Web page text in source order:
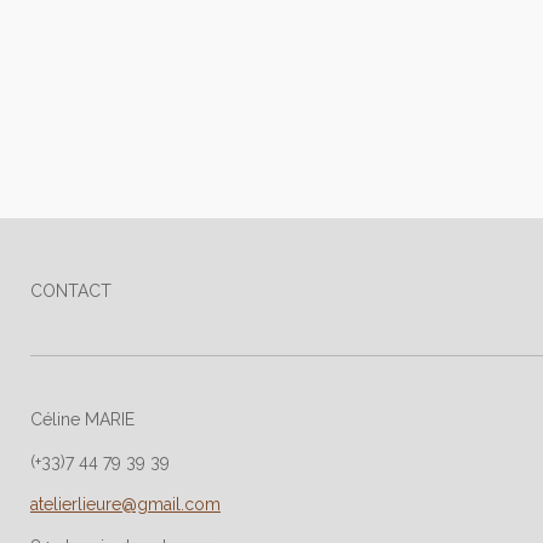
CONTACT
Céline MARIE
(+33)7 44 79 39 39
atelierlieure@gmail.com